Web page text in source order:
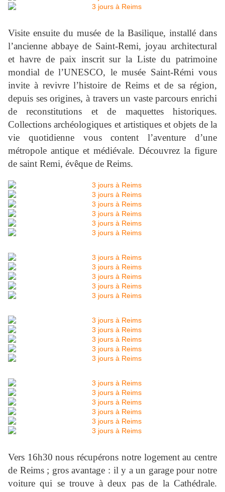
Visite ensuite du musée de la Basilique, installé dans
l’ancienne abbaye de Saint-Remi, joyau architectural
et havre de paix inscrit sur la Liste du patrimoine
mondial de l’UNESCO, le musée Saint-Rémi vous
invite à revivre l’histoire de Reims et de sa région,
depuis ses origines, à travers un vaste parcours enrichi
de reconstitutions et de maquettes historiques.
Collections archéologiques et artistiques et objets de la
vie quotidienne vous content l’aventure d’une
métropole antique et médiévale. Découvrez la figure
de saint Remi, évêque de Reims.
Vers 16h30 nous récupérons notre logement au centre
de Reims ; gros avantage : il y a un garage pour notre
voiture qui se trouve à deux pas de la Cathédrale.